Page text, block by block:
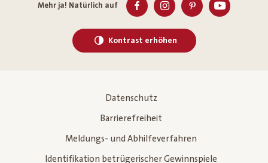
Mehr ja! Natürlich auf
Kontrast erhöhen
Datenschutz
Barrierefreiheit
Meldungs- und Abhilfeverfahren
Identifikation betrügerischer Gewinnspiele